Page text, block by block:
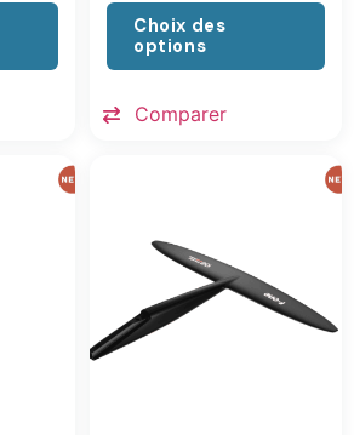
Choix des
options
Comparer